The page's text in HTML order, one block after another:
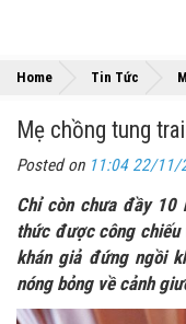
Home Tin Tức
Mẹ chồng tung
Posted on 11:04 22/11/
Chỉ còn chưa đầy 10
thức được công chiếu
khán giả đứng ngồi
nóng bỏng về cảnh